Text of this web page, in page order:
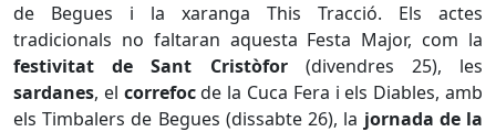
de Begues i la xaranga This Tracció. Els actes
tradicionals no faltaran aquesta Festa Major, com la
festivitat de Sant Cristòfor(divendres 25), les
sardanes, el correfocde la Cuca Fera i els Diables, amb
els Timbalers de Begues (dissabte 26), la jornada de la